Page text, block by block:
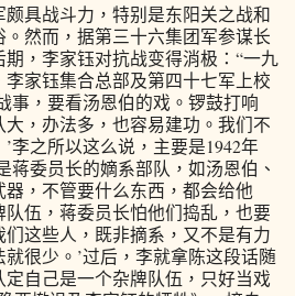
具战斗力，特别是东阳关之战和
然而，据第三十六集团军参谋长
，李家钰对抗战变得消极：“一九
家钰集合总部及第四十七军上校
事，要看汤恩伯的戏。锣鼓打响
，办法多，也容易建功。我们不
李之所以这么说，主要是1942年
蒋委员长的嫡系部队，如汤恩伯、
，不管要什么东西，都会给他
伍，蒋委员长怕他们捣乱，也要
这些人，既非摘系，又不是有力
很少。’过后，李就拿陈这段话随
自己是一个杂牌队伍，只好当戏